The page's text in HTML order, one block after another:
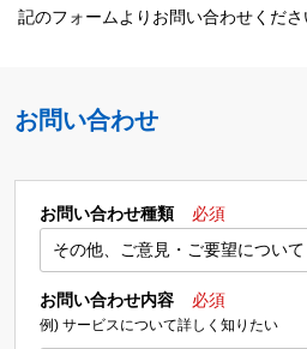
記のフォームよりお問い合わせくださ
お問い合わせ
お問い合わせ種類 必須
お問い合わせ内容 必須
例) サービスについて詳しく知りたい